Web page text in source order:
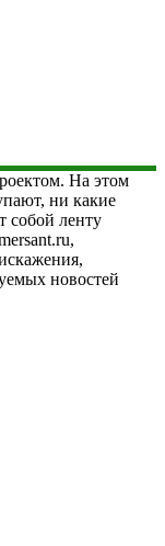
На этом
ни какие
собой ленту
новостей